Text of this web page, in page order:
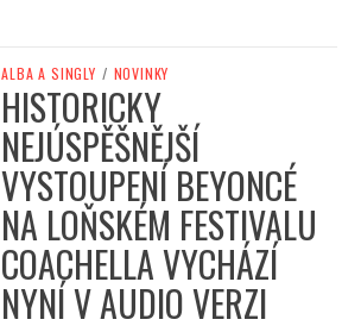
ALBA A SINGLY / NOVINKY
HISTORICKY
NEJÚSPĚŠNĚJŠÍ
VYSTOUPENÍ BEYONCÉ
NA LOŇSKÉM FESTIVALU
COACHELLA VYCHÁZÍ
NYNÍ V AUDIO VERZI